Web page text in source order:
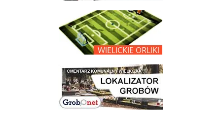
link do opisu projektu Wielickie Orliki
link do lokalizatora grobów na wielickim cmentarzu - grobnet